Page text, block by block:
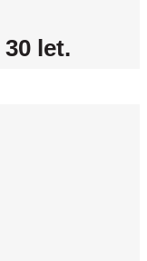
30 let.